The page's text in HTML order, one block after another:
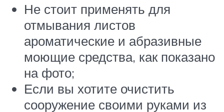
Не стоит применять для
отмывания листов
ароматические и абразивные
моющие средства, как показано
на фото;
Если вы хотите очистить
сооружение своими руками из